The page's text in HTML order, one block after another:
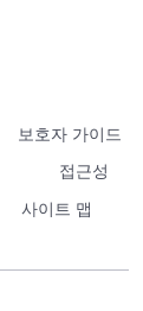
보호자 가이드
접근성
사이트 맵